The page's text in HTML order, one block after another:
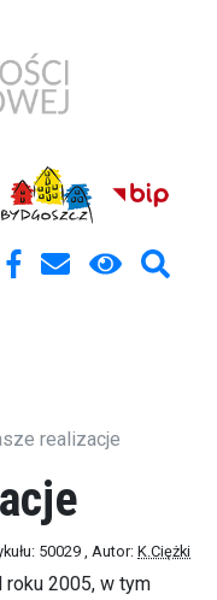
realizacje
50029, Autor: K.Ciężki
roku 2005, w tym